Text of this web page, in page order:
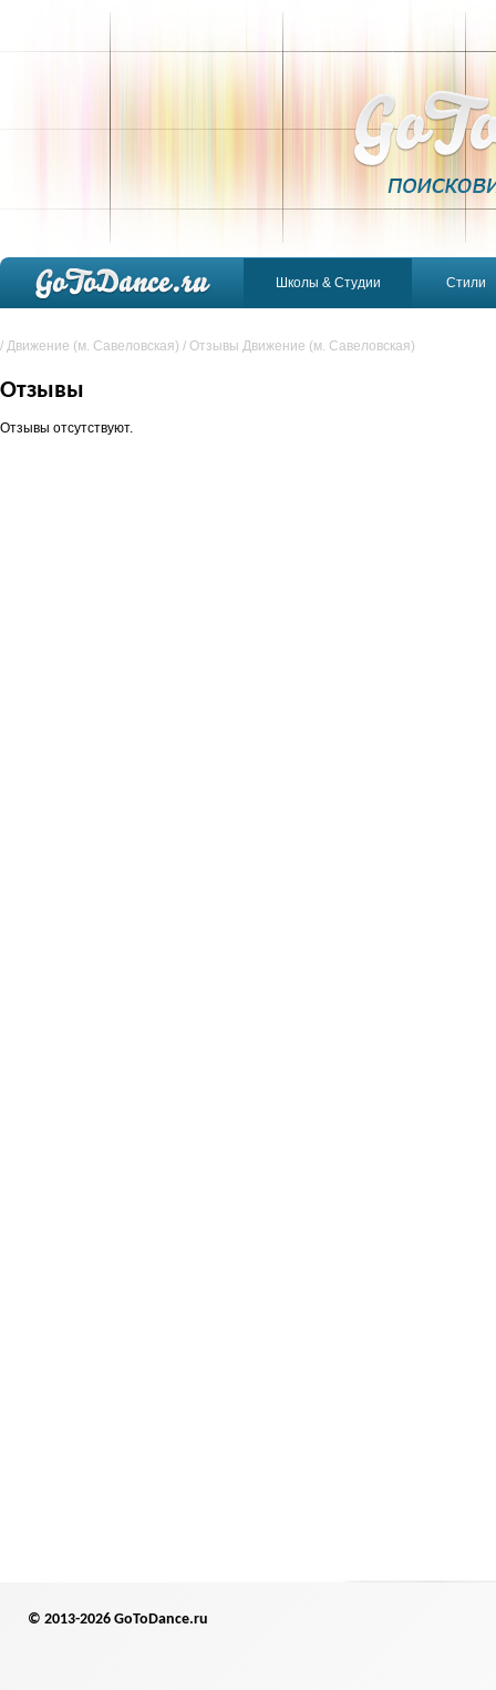
Школы & Студии Стили
/ Движение (м. Савеловская) / Отзывы Движение (м. Савеловская)
Отзывы
Отзывы отсутствуют.
© 2013-2026 GoToDance.ru